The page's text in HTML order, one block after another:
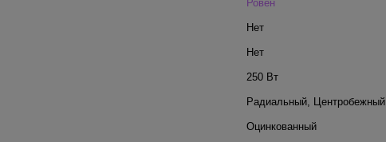
Ровен
Нет
Нет
250 Вт
Радиальный, Центробежный
Оцинкованный